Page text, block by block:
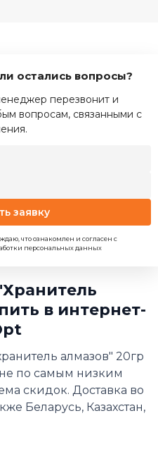
остались вопросы?
перезвонит и
вопросам, связанными с
заявку
что ознакомлен и согласен с
персональных данных
в интернет-
алмазов" 20гр
по самым низким
скидок. Доставка во
Беларусь, Казахстан,